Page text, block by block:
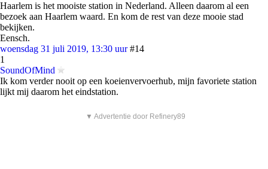
Haarlem is het mooiste station in Nederland. Alleen daarom al een
bezoek aan Haarlem waard. En kom de rest van deze mooie stad
bekijken.
Eensch.
woensdag 31 juli 2019, 13:30 uur #14
1
SoundOfMind
Ik kom verder nooit op een koeienvervoerhub, mijn favoriete station
lijkt mij daarom het eindstation.
▼ Advertentie door Refinery89